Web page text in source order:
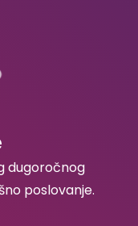
dugoročnog
poslovanje.